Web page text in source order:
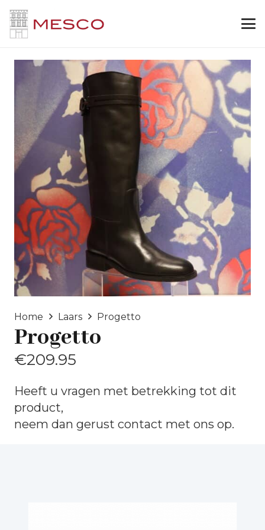
Home Laars Progetto
Progetto
€209.95
Heeft u vragen met betrekking tot dit
product,
neem dan gerust contact met ons op.